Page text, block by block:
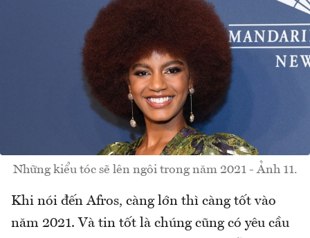
Những kiểu tóc sẽ lên ngôi trong năm 2021 - Ảnh 11.
Khi nói đến Afros, càng lớn thì càng tốt vào
năm 2021. Và tin tốt là chúng cũng có yêu cầu